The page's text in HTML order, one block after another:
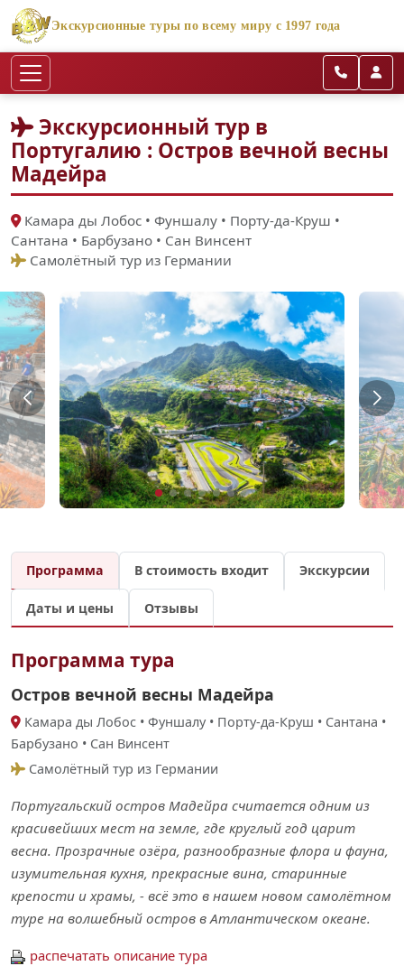
Экскурсионные туры по всему миру с 1997 года
Экскурсионный тур в
Португалию : Остров вечной весны
Мадейра
Камара ды Лобос • Фуншалу • Порту-да-Круш •
Сантана • Барбузано • Сан Винсент
Самолётный тур из Германии
Программа В стоимость входит Экскурсии
Даты и цены Отзывы
Программа тура
Остров вечной весны Мадейра
Камара ды Лобос • Фуншалу • Порту-да-Круш • Сантана •
Барбузано • Сан Винсент
Самолётный тур из Германии
Португальский остров Мадейра cчитается одним из
красивейших мест на земле, где круглый год царит
весна. Прозрачные озёра, разнообразные флора и фауна,
изумительная кухня, прекрасные вина, старинные
крепости и храмы, - всё это в нашем новом самолётном
туре на волшебный остров в Атлантическом океане.
распечатать описание тура